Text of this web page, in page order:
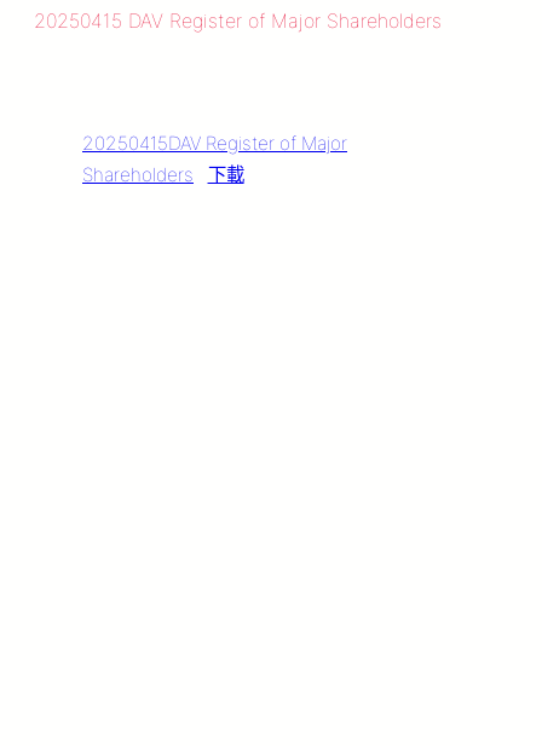
20250415 DAV Register of Major Shareholders
20250415DAV Register of Major
Shareholders
下載